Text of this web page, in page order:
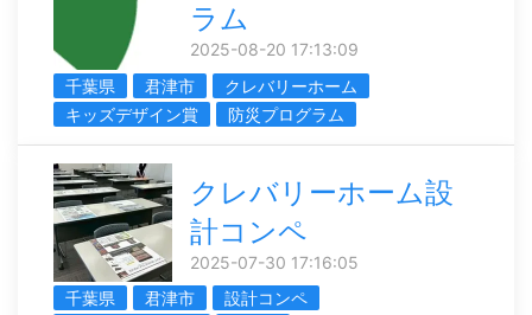
ラム
2025-08-20 17:13:09
千葉県
君津市
クレバリーホーム
キッズデザイン賞
防災プログラム
クレバリーホーム設
計コンペ
2025-07-30 17:16:05
千葉県
君津市
設計コンペ